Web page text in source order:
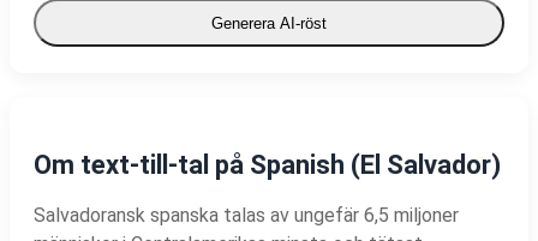
Generera AI-röst
Om text-till-tal på Spanish (El Salvador)
Salvadoransk spanska talas av ungefär 6,5 miljoner